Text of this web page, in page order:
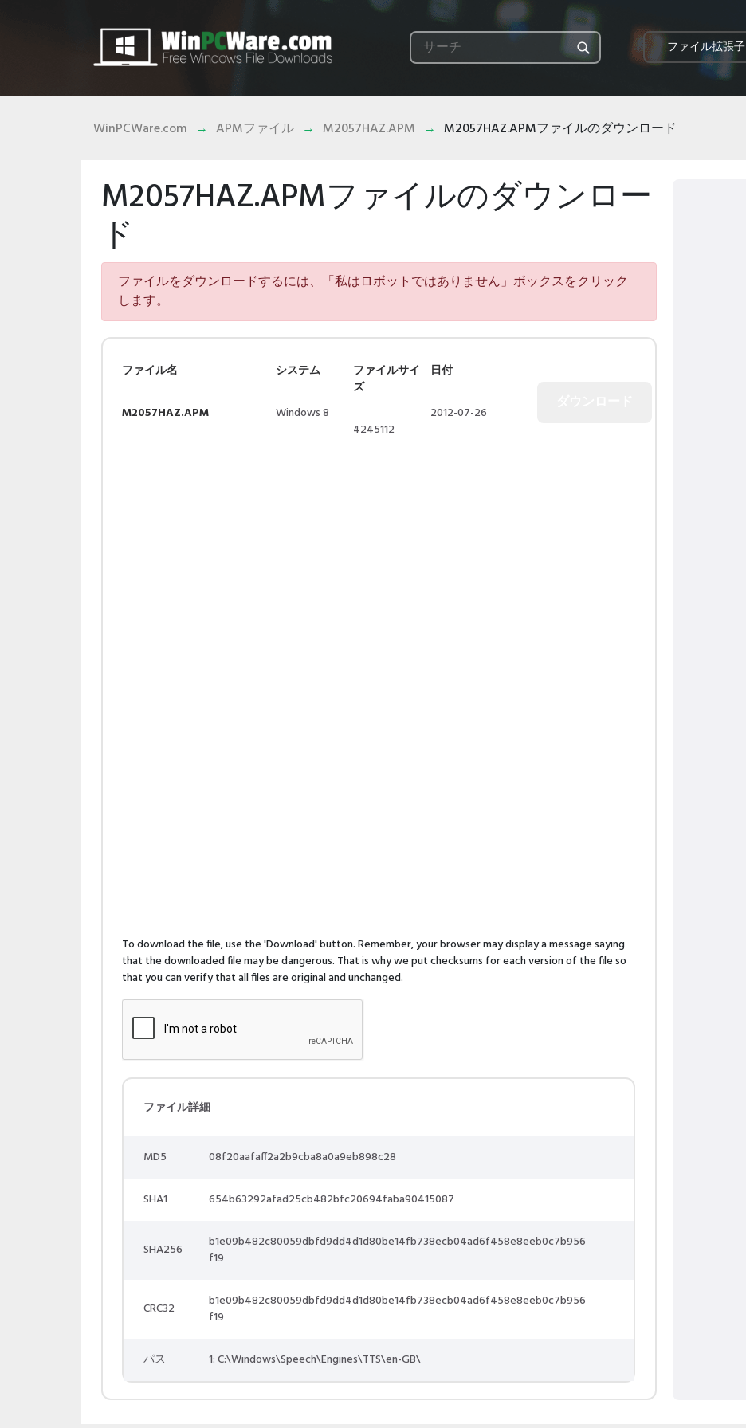
ファイル拡張子
WinPCWare.com APMファイル M2057HAZ.APM M2057HAZ.APMファイルのダウンロード
M2057HAZ.APMファイルのダウンロー
ド
ファイルをダウンロードするには、「私はロボットではありません」ボックスをクリック
します。
ファイル名
M2057HAZ.APM
システム
Windows 8
ファイルサイ
ズ
4245112
日付
2012-07-26
To download the file, use the 'Download' button. Remember, your browser may display a message saying
that the downloaded file may be dangerous. That is why we put checksums for each version of the file so
that you can verify that all files are original and unchanged.
ファイル詳細
MD5 08f20aafaff2a2b9cba8a0a9eb898c28
SHA1 654b63292afad25cb482bfc20694faba90415087
SHA256
b1e09b482c80059dbfd9dd4d1d80be14fb738ecb04ad6f458e8eeb0c7b956
f19
CRC32
b1e09b482c80059dbfd9dd4d1d80be14fb738ecb04ad6f458e8eeb0c7b956
f19
パス 1: C:\Windows\Speech\Engines\TTS\en-GB\